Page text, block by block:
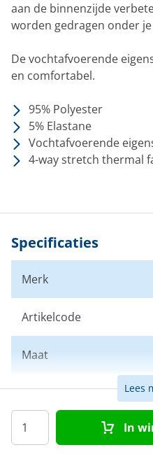
aan de binnenzijde
worden gedragen onder
De vochtafvoerende
en comfortabel.
95% Polyester
5% Elastane
Vochtafvoerende
4-way stretch thermal
Specificaties
Merk
Artikelcode
Maat
Kleur
Doelgroep
Lees
In